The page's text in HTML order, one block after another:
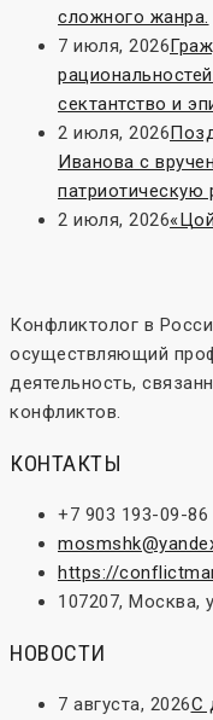
сложного жанра.
7 июля, 2026
сектантство и
2 июля, 2026
Иванова с
патриотическую
2 июля, 2026
Конфликтолог в
осуществляющий
деятельность,
конфликтов.
КОНТАКТЫ
+7 903 193-09-86
https://
107207, Москва,
НОВОСТИ
7 августа, 2026С